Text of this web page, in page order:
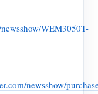
WEM3050T-
newsshow/